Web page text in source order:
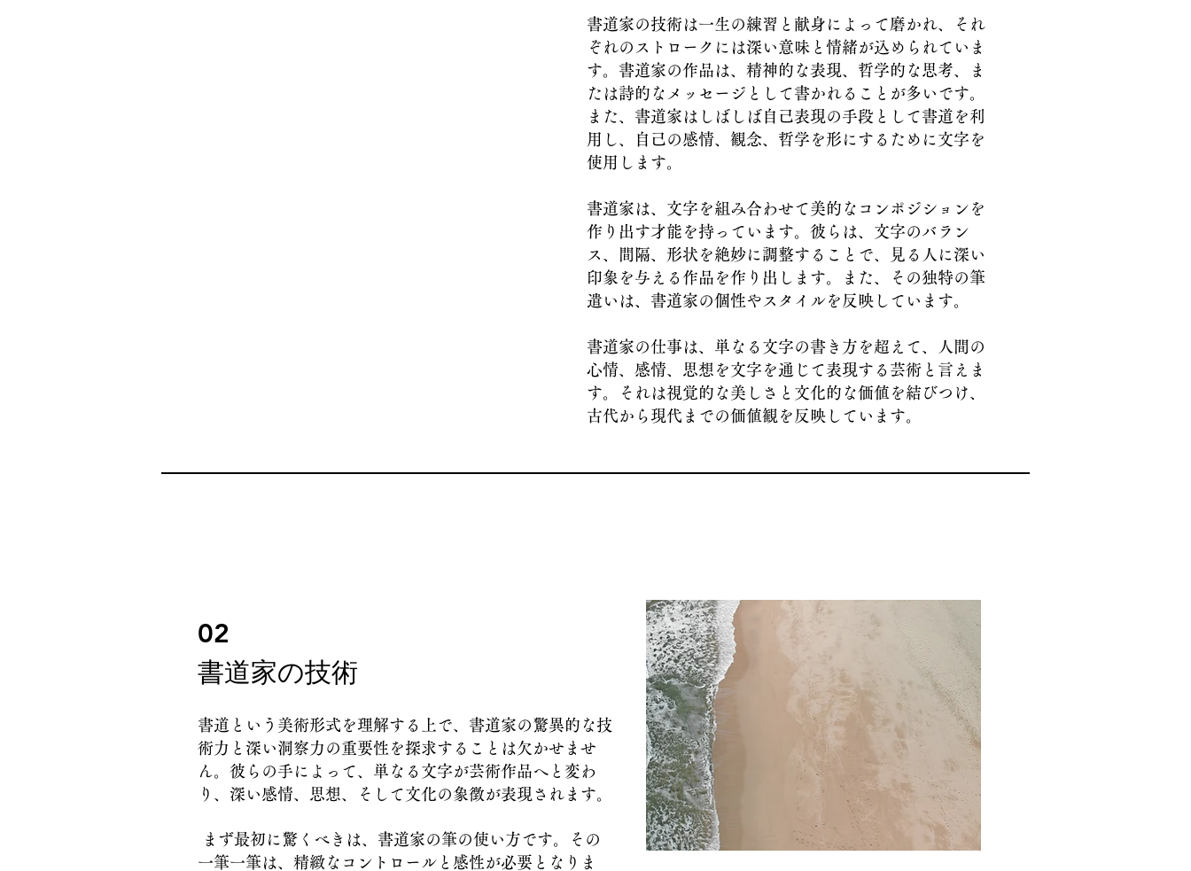
書道家の技術は一生の練習と献身によって磨かれ、それ
ぞれのストロークには深い意味と情緒が込められていま
す。書道家の作品は、精神的な表現、哲学的な思考、ま
たは詩的なメッセージとして書かれることが多いです。
また、書道家はしばしば自己表現の手段として書道を利
用し、自己の感情、観念、哲学を形にするために文字を
使用します。
書道家は、文字を組み合わせて美的なコンポジションを
作り出す才能を持っています。彼らは、文字のバラン
ス、間隔、形状を絶妙に調整することで、見る人に深い
印象を与える作品を作り出します。また、その独特の筆
遣いは、書道家の個性やスタイルを反映しています。
書道家の仕事は、単なる文字の書き方を超えて、人間の
心情、感情、思想を文字を通じて表現する芸術と言えま
す。それは視覚的な美しさと文化的な価値を結びつけ、
古代から現代までの価値観を反映しています。
02
​書道家の技術
書道という美術形式を理解する上で、書道家の驚異的な技
術力と深い洞察力の重要性を探求することは欠かせませ
ん。彼らの手によって、単なる文字が芸術作品へと変わ
り、深い感情、思想、そして文化の象徴が表現されます。
まず最初に驚くべきは、書道家の筆の使い方です。その
一筆一筆は、精緻なコントロールと感性が必要となりま